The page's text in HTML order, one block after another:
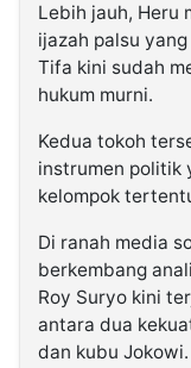
Lebih jauh, Heru
ijazah palsu
Tifa kini sudah
hukum murni.
Kedua tokoh
instrumen politik
kelompok
Di ranah media
berkembang
Roy Suryo kini
antara dua
dan kubu Jokowi.